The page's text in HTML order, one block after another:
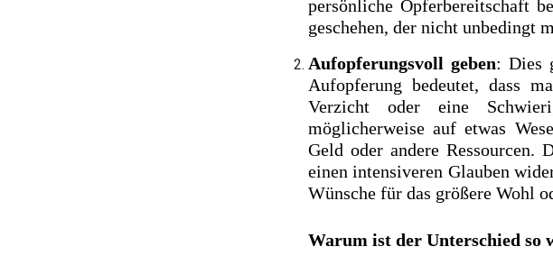
persönliche Opferbereitschaft
geschehen, der nicht unbedingt
Aufopferungsvoll geben: Dies
Aufopferung bedeutet, dass
Verzicht oder eine
möglicherweise auf etwas
Geld oder andere Ressourcen.
einen intensiveren Glauben
Wünsche für das größere Wohl
Warum ist der Unterschied so